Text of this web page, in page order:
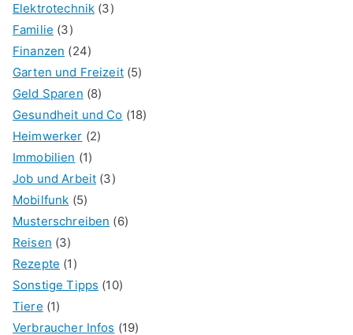
Elektrotechnik (3)
Familie (3)
Finanzen (24)
Garten und Freizeit(5)
Geld Sparen (8)
Gesundheit und Co (18)
Heimwerker (2)
Immobilien (1)
Job und Arbeit (3)
Mobilfunk (5)
Musterschreiben (6)
Reisen (3)
Rezepte (1)
Sonstige Tipps (10)
Tiere (1)
Verbraucher Infos (19)